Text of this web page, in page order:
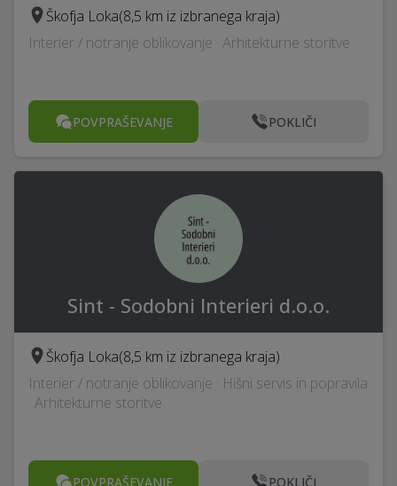
Škofja Loka(8,5 km iz izbranega kraja)
Interier / notranje oblikovanje · Arhitekturne storitve
POVPRAŠEVANJE POKLIČI
Sint - Sodobni Interieri d.o.o.
Škofja Loka(8,5 km iz izbranega kraja)
Interier / notranje oblikovanje · Hišni servis in popravila
· Arhitekturne storitve
POVPRAŠEVANJE POKLIČI